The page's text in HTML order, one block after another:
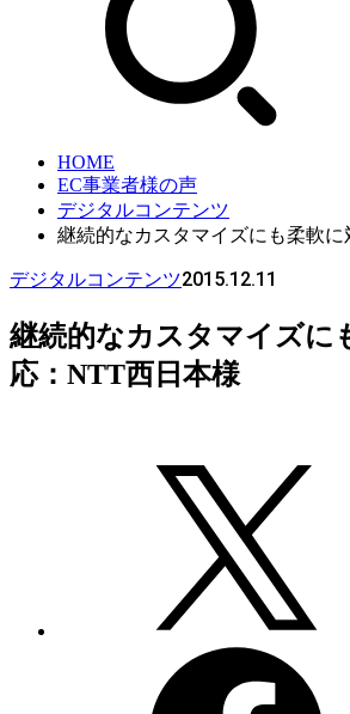
HOME
EC事業者様の声
デジタルコンテンツ
継続的なカスタマイズにも柔軟
デジタルコンテンツ2015.12.11
継続的なカスタマイズに
応：NTT西日本様